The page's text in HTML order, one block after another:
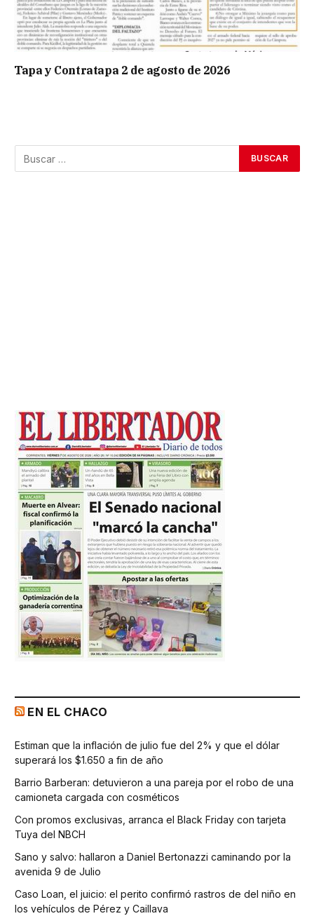
Tapa y Contratapa 2 de agosto de 2026
EN EL CHACO
Estiman que la inflación de julio fue del 2% y que el dólar
superará los $1.650 a fin de año
Barrio Barberan: detuvieron a una pareja por el robo de una
camioneta cargada con cosméticos
Con promos exclusivas, arranca el Black Friday con tarjeta
Tuya del NBCH
Sano y salvo: hallaron a Daniel Bertonazzi caminando por la
avenida 9 de Julio
Caso Loan, el juicio: el perito confirmó rastros de del niño en
los vehículos de Pérez y Caillava